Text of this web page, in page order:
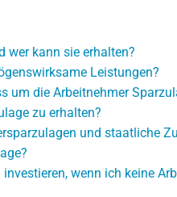
wer kann sie erhalten?
Leistungen?
um die Arbeitnehmer
zu erhalten?
und staatliche
wenn ich keine